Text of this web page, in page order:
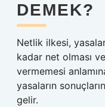
DEMEK?
Netlik ilkesi,
kadar net olması
vermemesi
yasaların
gelir.